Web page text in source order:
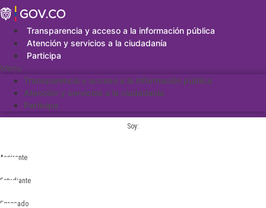
Saltar
al
contenidoTransparencia y acceso a la información pública
Atención y servicios a la ciudadanía
Participa
Menu
Transparencia y acceso a la información pública
Atención y servicios a la ciudadanía
Participa
Soy:
Aspirante
Estudiante
Egresado